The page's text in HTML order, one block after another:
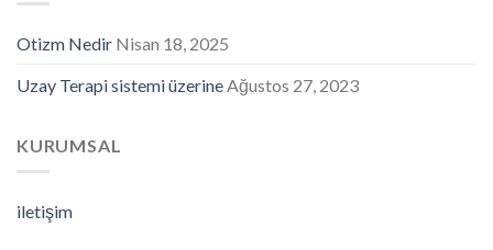
Otizm Nedir Nisan 18, 2025
Uzay Terapi sistemi üzerine Ağustos 27, 2023
KURUMSAL
iletişim